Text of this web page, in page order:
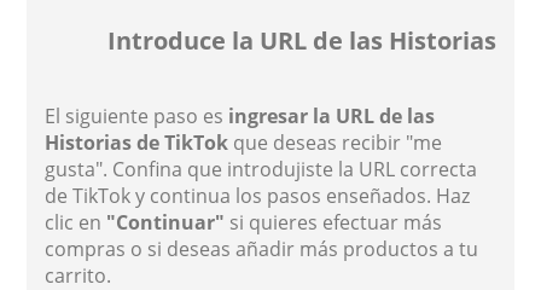
Introduce la URL de las Historias
El siguiente paso es ingresar la URL de las
Historias de TikTok que deseas recibir "me
gusta". Confina que introdujiste la URL correcta
de TikTok y continua los pasos enseñados. Haz
clic en "Continuar" si quieres efectuar más
compras o si deseas añadir más productos a tu
carrito.